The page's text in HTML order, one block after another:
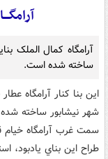
آرامگاه کمال ‌الملک
ساخته شده است.
اين بنا کنار آرامگاه
شهر نيشابور ساخته
سمت غرب آرامگاه خيام
طراح اين بناي